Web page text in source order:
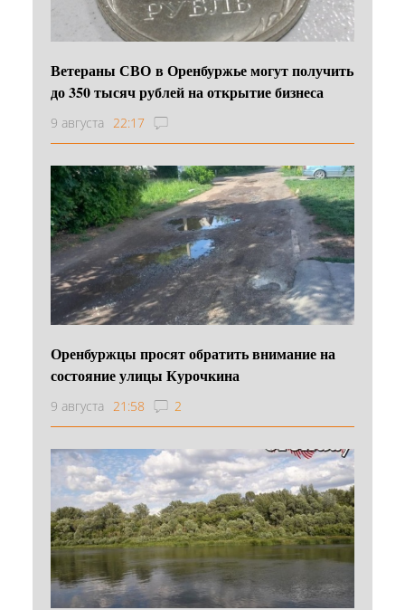
Ветераны СВО в Оренбуржье могут получить
до 350 тысяч рублей на открытие бизнеса
9 августа 22:17
Оренбуржцы просят обратить внимание на
состояние улицы Курочкина
9 августа 21:58 2